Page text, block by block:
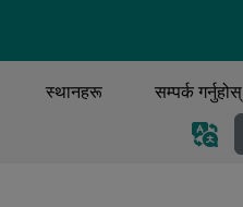
स्थानहरू सम्पर्क गर्नुहोस्